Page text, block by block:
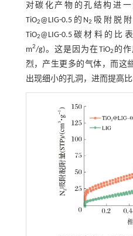
对碳化产物的孔结构进一
TiO2@LIG-0.5的N2 吸附脱
TiO2@LIG-0.5碳材料的比
m2/g)。这是因为在TiO2 的
烈，产生更多的气体，而这
出现细小的孔洞，进而提高比